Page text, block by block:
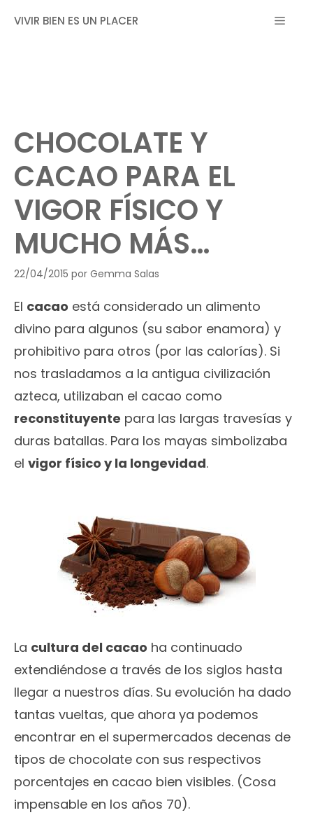
VIVIR BIEN ES UN PLACER MENÚ
CHOCOLATE Y
CACAO PARA EL
VIGOR FÍSICO Y
MUCHO MÁS…
22/04/2015 por Gemma Salas
El cacao está considerado un alimento
divino para algunos (su sabor enamora) y
prohibitivo para otros (por las calorías). Si
nos trasladamos a la antigua civilización
azteca, utilizaban el cacao como
reconstituyente para las largas travesías y
duras batallas. Para los mayas simbolizaba
el vigor físico y la longevidad.
La cultura del cacao ha continuado
extendiéndose a través de los siglos hasta
llegar a nuestros días. Su evolución ha dado
tantas vueltas, que ahora ya podemos
encontrar en el supermercados decenas de
tipos de chocolate con sus respectivos
porcentajes en cacao bien visibles. (Cosa
impensable en los años 70).